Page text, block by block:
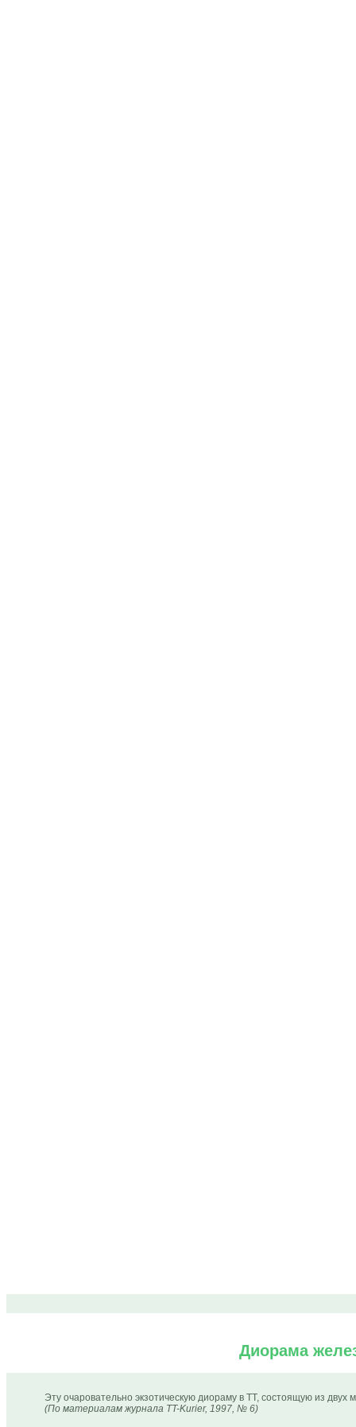
Диорама
Эту очаровательно экзотическую диораму в ТТ, состоящую из
(По материалам журнала TT-Kurier, 1997, № 6)